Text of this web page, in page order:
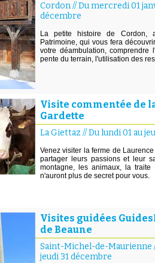
Cordon//Du mercredi 01
décembre
La petite histoire de Cordon,
Patrimoine, qui vous fera
votre déambulation,
pente du terrain, l'utilisation des
Visite commentée de
Gardette
La Giettaz //Du lundi 01 au
Venez visiter la ferme de
partager leurs passions et leur
montagne, les animaux, la
n'auront plus de secret pour vous.
Visites guidées
de Beaune
Saint-Michel-de-Maurienne
jeudi 31 décembre